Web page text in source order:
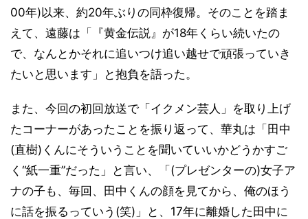
00年)以来、約20年ぶりの同枠復帰。そのことを踏ま
えて、遠藤は「『黄金伝説』が18年くらい続いたの
で、なんとかそれに追いつけ追い越せで頑張っていき
たいと思います」と抱負を語った。
また、今回の初回放送で「イクメン芸人」を取り上げ
たコーナーがあったことを振り返って、華丸は「田中
(直樹)くんにそういうことを聞いていいかどうかすご
く“紙一重”だった」と言い、「(プレゼンターの)女子ア
ナの子も、毎回、田中くんの顔を見てから、俺のほう
に話を振るっていう(笑)」と、17年に離婚した田中に